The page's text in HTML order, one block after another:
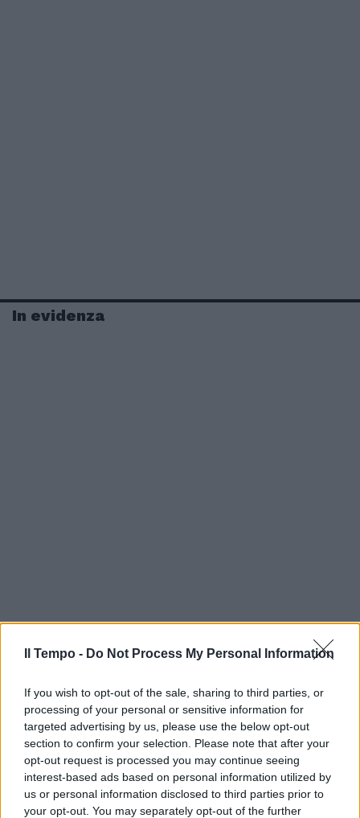
Il Tempo - Do Not Process My Personal Information
If you wish to opt-out of the sale, sharing to third parties, or
processing of your personal or sensitive information for
targeted advertising by us, please use the below opt-out
section to confirm your selection. Please note that after your
opt-out request is processed you may continue seeing
interest-based ads based on personal information utilized by
us or personal information disclosed to third parties prior to
your opt-out. You may separately opt-out of the further
In evidenza